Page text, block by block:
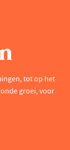
tot op het
groei, voor